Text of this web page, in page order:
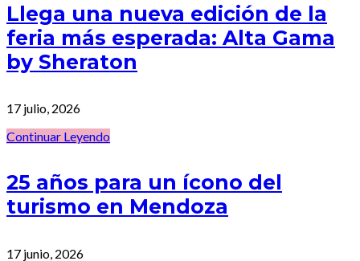
Llega una nueva edición de la
feria más esperada: Alta Gama
by Sheraton
17 julio, 2026
Continuar Leyendo
25 años para un ícono del
turismo en Mendoza
17 junio, 2026